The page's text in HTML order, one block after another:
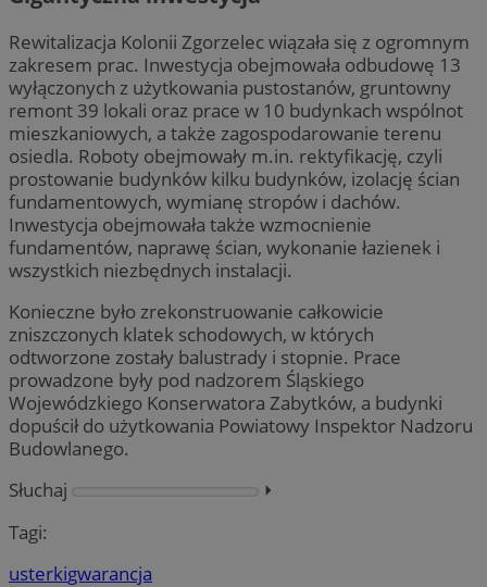
Rewitalizacja Kolonii Zgorzelec wiązała się z ogromnym
zakresem prac. Inwestycja obejmowała odbudowę 13
wyłączonych z użytkowania pustostanów, gruntowny
remont 39 lokali oraz prace w 10 budynkach wspólnot
mieszkaniowych, a także zagospodarowanie terenu
osiedla. Roboty obejmowały m.in. rektyfikację, czyli
prostowanie budynków kilku budynków, izolację ścian
fundamentowych, wymianę stropów i dachów.
Inwestycja obejmowała także wzmocnienie
fundamentów, naprawę ścian, wykonanie łazienek i
wszystkich niezbędnych instalacji.
Konieczne było zrekonstruowanie całkowicie
zniszczonych klatek schodowych, w których
odtworzone zostały balustrady i stopnie. Prace
prowadzone były pod nadzorem Śląskiego
Wojewódzkiego Konserwatora Zabytków, a budynki
dopuścił do użytkowania Powiatowy Inspektor Nadzoru
Budowlanego.
Słuchaj
⏵︎
Tagi:
usterkigwarancja